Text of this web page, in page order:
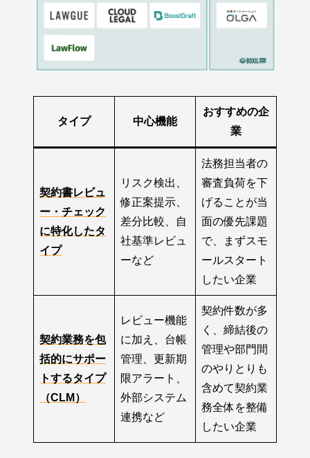
タイプ 中心機能
おすすめの企
業
契約書レビュ
ー・チェック
に特化したタ
イプ
リスク検出、
修正案提示、
差分比較、自
社基準レビュ
ーなど
法務担当者の
審査負荷を下
げることが当
面の優先課題
で、まずスモ
ールスタート
したい企業
契約業務を包
括的にサポー
トするタイプ
（CLM）
レビュー機能
に加え、台帳
管理、更新期
限アラート、
外部システム
連携など
契約件数が多
く、締結後の
管理や部門間
のやりとりも
含めて契約業
務全体を整備
したい企業